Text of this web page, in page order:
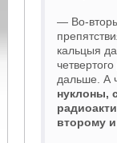
— Во-
кальцыя
дальше. А
нуклоны,
второму